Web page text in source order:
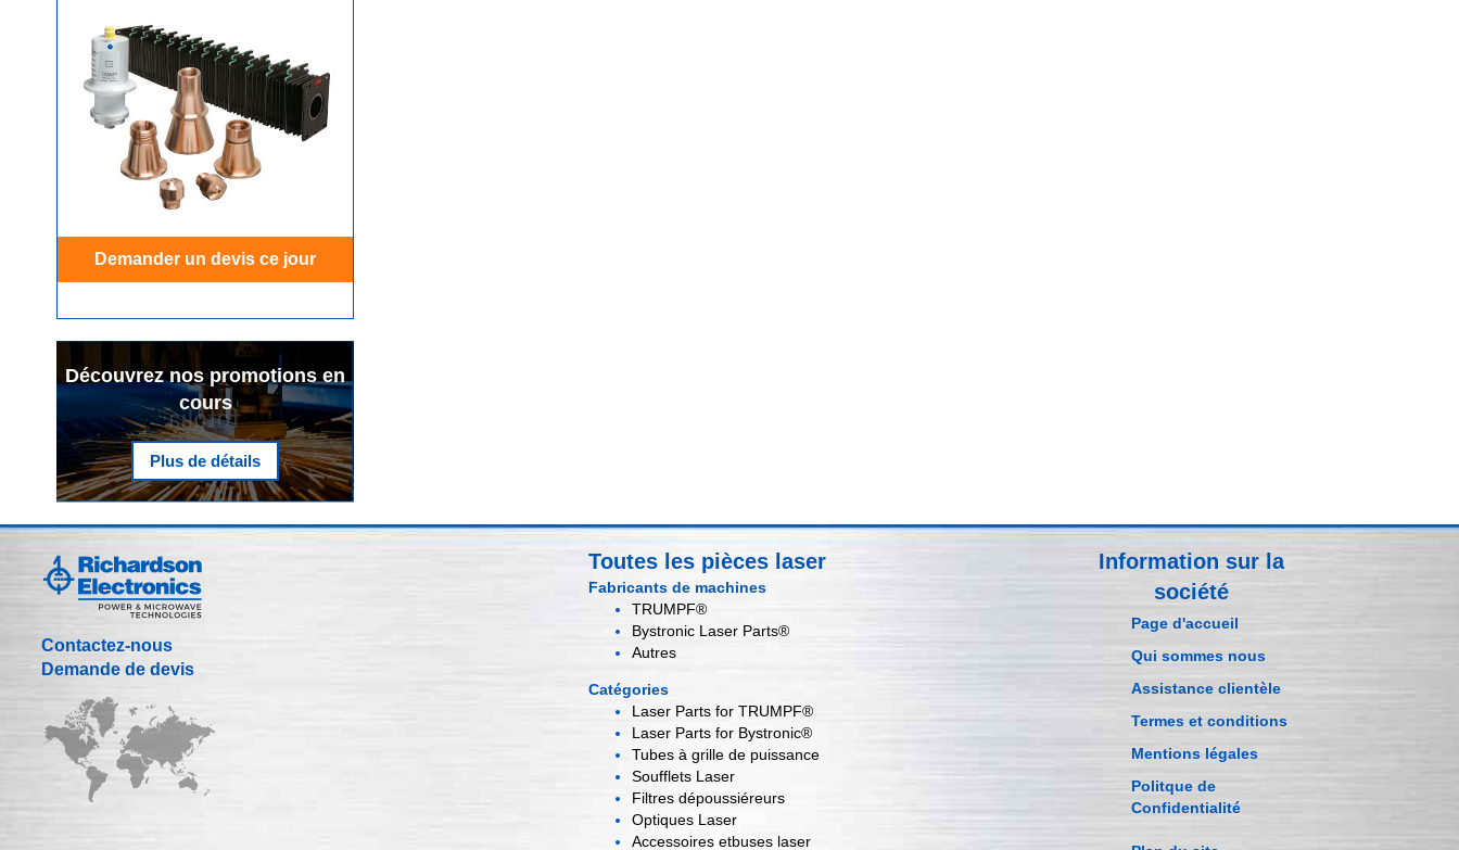
Demander un devis ce jour
Découvrez nos promotions en
cours
Plus de détails
Contactez-nous
Demande de devis
Toutes les pièces laser
Fabricants de machines
TRUMPF®
Bystronic Laser Parts®
Autres
Catégories
Laser Parts for TRUMPF®
Laser Parts for Bystronic®
Tubes à grille de puissance
Soufflets Laser
Filtres dépoussiéreurs
Optiques Laser
Accessoires etbuses laser
Information sur la
société
Page d'accueil
Qui sommes nous
Assistance clientèle
Termes et conditions
Mentions légales
Politque de
Confidentialité